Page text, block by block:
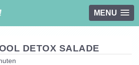
MENU
DETOX SALADE